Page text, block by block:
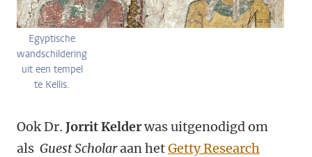
Egyptische
wandschildering
uit een tempel
te Kellis.
Ook Dr. Jorrit Kelderwas uitgenodigd om
als Guest Scholaraan hetGetty Research